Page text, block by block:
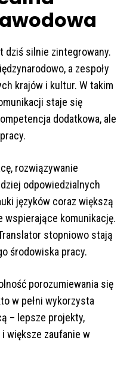
dziś silnie zintegrowany.
a zespoły
krajów i kultur. W takim
staje się
dodatkowa, ale
rozwiązywanie
odpowiedzialnych
języków coraz większą
wspierające komunikację.
stopniowo stają
środowiska pracy.
porozumiewania się
w pełni wykorzysta
– lepsze projekty,
większe zaufanie w